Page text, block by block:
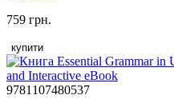
759 грн.
купити
9781107480537